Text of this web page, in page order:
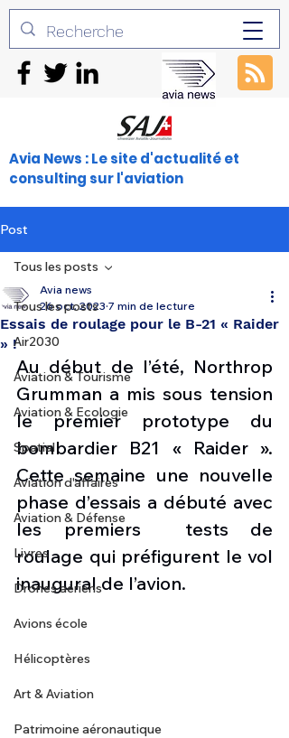
Avia News : Le site d'actualité et
consulting sur l'aviation
Post
Tous les posts
Air2030
Aviation & Tourisme
Aviation & Ecologie
Spatial
Aviation d'affaires
Aviation & Défense
Livres
Drones aériens
Avions école
Hélicoptères
Art & Aviation
Patrimoine aéronautique
Tous les posts
Essais de roulage pour le B-21 « Raider
» !
Avia news
26 oct. 2023 7 min de lecture
Au début de l’été, Northrop
Grumman a mis sous tension
le premier prototype du
bombardier B21 « Raider ».
Cette semaine une nouvelle
phase d’essais a débuté avec
les premiers  tests de
roulage qui préfigurent le vol
inaugural de l’avion.